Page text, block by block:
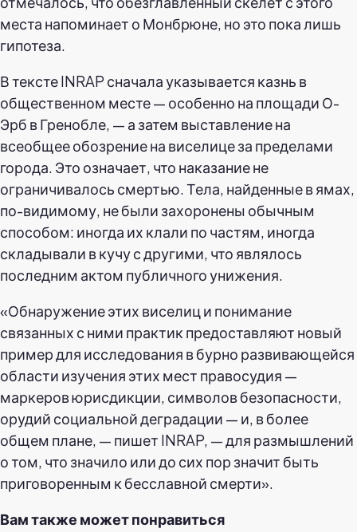
места напоминает о Монбрюне, но это пока лишь
гипотеза.
В тексте INRAP сначала указывается казнь в
общественном месте — особенно на площади О-
Эрб в Гренобле, — а затем выставление на
всеобщее обозрение на виселице за пределами
города. Это означает, что наказание не
ограничивалось смертью. Тела, найденные в ямах,
по-видимому, не были захоронены обычным
способом: иногда их клали по частям, иногда
складывали в кучу с другими, что являлось
последним актом публичного унижения.
«Обнаружение этих виселиц и понимание
связанных с ними практик предоставляют новый
пример для исследования в бурно развивающейся
области изучения этих мест правосудия —
маркеров юрисдикции, символов безопасности,
орудий социальной деградации — и, в более
общем плане, — пишет INRAP, — для размышлений
о том, что значило или до сих пор значит быть
приговоренным к бесславной смерти».
Вам также может понравиться